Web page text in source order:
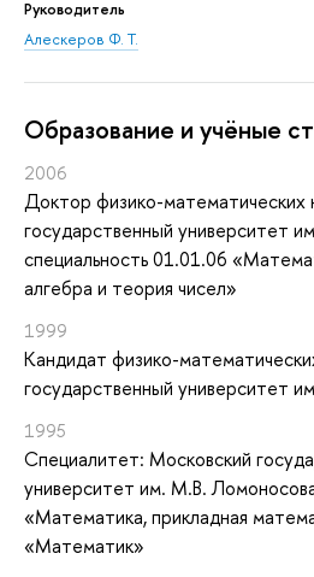
Руководитель
Алескеров Ф. Т.
Oбразование и учёные
2006
Доктор физико-математических
государственный университет
специальность 01.01.06
алгебра и теория чисел»
1999
Кандидат физико-
государственный университет
1995
Специалитет: Московский
университет им. М.В.
«Математика, прикладная
«Математик»